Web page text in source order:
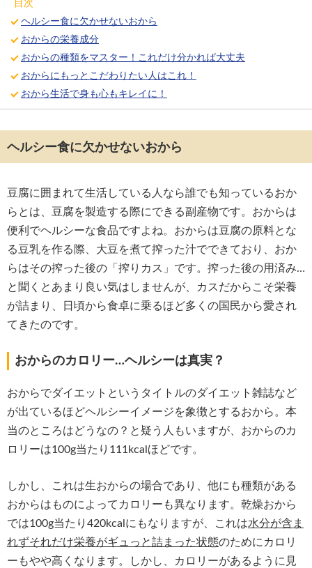
目次
ヘルシー食に欠かせないおから
おからの栄養成分
おからの種類をマスター！これだけ分かれば大丈夫
おからにもっとこだわりたい人はこれ！
おから生活で身も心もキレイに！
ヘルシー食に欠かせないおから
豆腐に囲まれて生活している人なら誰でも知っているおか
らとは、豆腐を製造する際にできる副産物です。おからは
便利でヘルシーな食品ですよね。おからは豆腐の原料とな
る豆乳を作る際、大豆を煮て搾った汁でできており、おか
らはその搾った後の「搾りカス」です。搾った後の用済み…
と聞くとあまり良い気はしませんが、カスだからこそ栄養
が詰まり、日頃から食卓に乗るほど多くの国民から愛され
てきたのです。
おからのカロリー…ヘルシーは真実？
おからでダイエットというタイトルのダイエット雑誌など
が出ているほどヘルシーイメージを象徴とするおから。本
当のところはどうなの？と疑う人もいますが、おからのカ
ロリーは100g当たり111kcalほどです。
しかし、これは生おからの場合であり、他にも種類がある
おからはものによってカロリーも異なります。乾燥おから
では100g当たり420kcalにもなりますが、これは水分が含ま
れずそれだけ栄養がギュっと詰まった状態のためにカロリ
ーもやや高くなります。しかし、カロリーがあるように見